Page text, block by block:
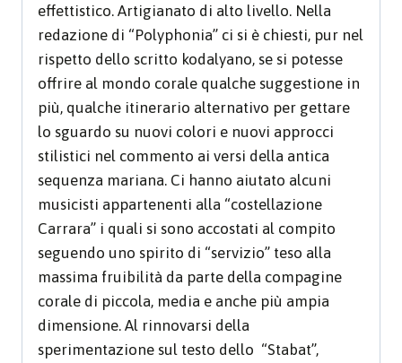
effettistico. Artigianato di alto livello. Nella
redazione di “Polyphonia” ci si è chiesti, pur nel
rispetto dello scritto kodalyano, se si potesse
offrire al mondo corale qualche suggestione in
più, qualche itinerario alternativo per gettare
lo sguardo su nuovi colori e nuovi approcci
stilistici nel commento ai versi della antica
sequenza mariana. Ci hanno aiutato alcuni
musicisti appartenenti alla “costellazione
Carrara” i quali si sono accostati al compito
seguendo uno spirito di “servizio” teso alla
massima fruibilità da parte della compagine
corale di piccola, media e anche più ampia
dimensione. Al rinnovarsi della
sperimentazione sul testo dello “Stabat”,